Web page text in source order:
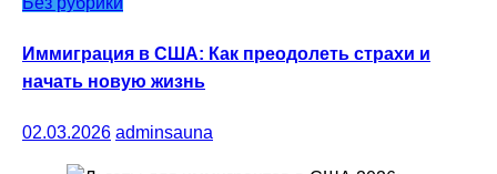
Иммиграция в США: Как преодолеть страхи и
начать новую жизнь
02.03.2026 adminsauna